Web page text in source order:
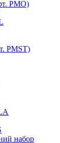
PMO)
PMST)
набор